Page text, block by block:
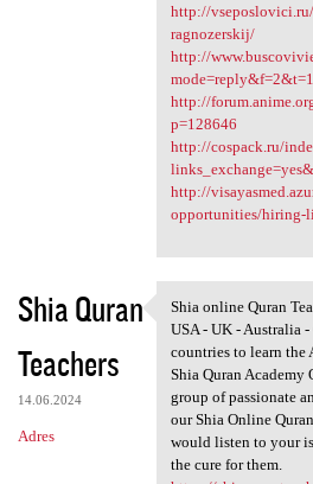
http://
ragnozerskij/
http://
http://
p=128646
http://cospack.ru/
http://
opportunities/hiring-
Shia Quran
Teachers
14.06.2024
Adres
Shia online
Shia online Quran
USA - UK - Australia
countries to learn the
Shia Quran
group of passionate
our Shia Online
would listen to your
the cure for them.